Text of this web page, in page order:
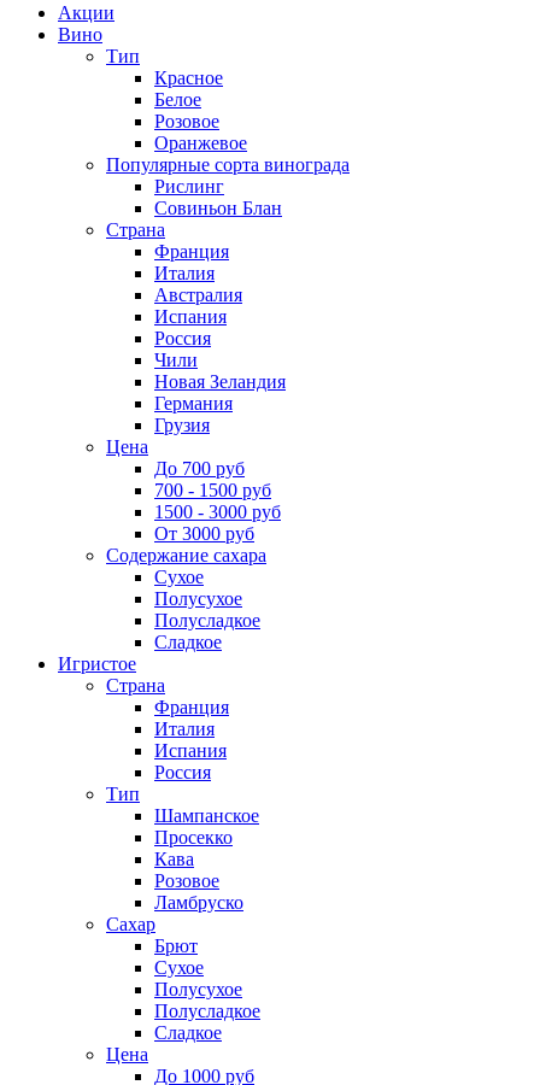
Акции
Вино
Тип
Красное
Белое
Розовое
Оранжевое
Популярные сорта винограда
Рислинг
Совиньон Блан
Страна
Франция
Италия
Австралия
Испания
Россия
Чили
Новая Зеландия
Германия
Грузия
Цена
До 700 руб
700 - 1500 руб
1500 - 3000 руб
От 3000 руб
Содержание сахара
Сухое
Полусухое
Полусладкое
Сладкое
Игристое
Страна
Франция
Италия
Испания
Россия
Тип
Шампанское
Просекко
Кава
Розовое
Ламбруско
Сахар
Брют
Сухое
Полусухое
Полусладкое
Сладкое
Цена
До 1000 руб